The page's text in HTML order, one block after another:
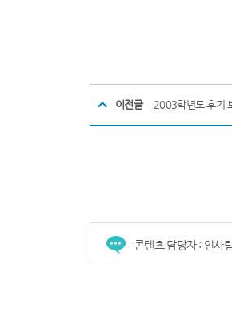
이전글 2003학년도 후기
콘텐츠 담당자 : 인사